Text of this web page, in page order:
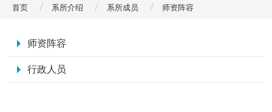
首页 系所介绍 系所成员 师资阵容
师资阵容
行政人员